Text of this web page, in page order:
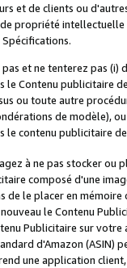
et de clients ou
propriété intellectuelle
pas et ne tenterez pas
le Contenu publicitaire
ou toute autre
de modèle),
le contenu publicitaire
à ne pas stocker ou
composé d'une
de le placer en
le Contenu
Publicitaire sur
d'Amazon (ASIN)
une application